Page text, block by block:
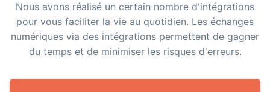
Nous avons réalisé un certain nombre d'intégrations
pour vous faciliter la vie au quotidien. Les échanges
numériques via des intégrations permettent de gagner
du temps et de minimiser les risques d'erreurs.